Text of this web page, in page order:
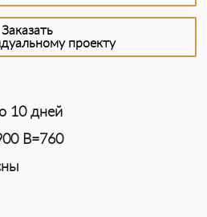
Заказать
проекту
10 дней
В=760